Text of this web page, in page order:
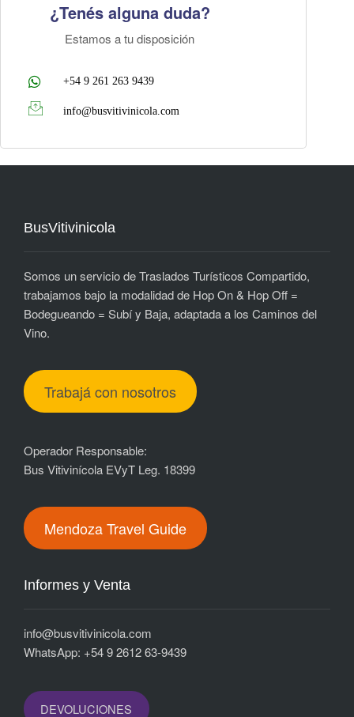
¿Tenés alguna duda?
Estamos a tu disposición
+54 9 261 263 9439
info@busvitivinicola.com
BusVitivinicola
Somos un servicio de Traslados Turísticos Compartido,
trabajamos bajo la modalidad de Hop On & Hop Off =
Bodegueando = Subí y Baja, adaptada a los Caminos del
Vino.
Trabajá con nosotros
Operador Responsable:
Bus Vitivinícola EVyT Leg. 18399
Mendoza Travel Guide
Informes y Venta
info@busvitivinicola.com
WhatsApp: +54 9 2612 63-9439
DEVOLUCIONES